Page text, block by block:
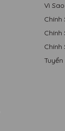
Vì
Chính
Chính
Chính